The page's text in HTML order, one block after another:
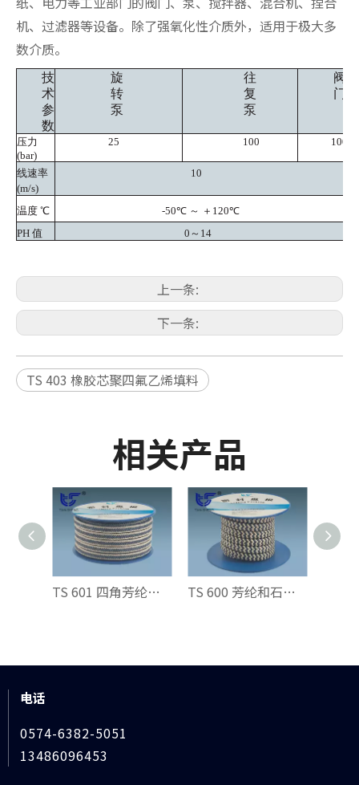
机、过滤器等设备。除了强氧化性介质外，适用于极大多
数介质。
技
术
参
数
旋
转
泵
往
复
泵
阀
门
压力
(bar)
25 100 100
线速率
(m/s)
10
温度 ℃
-50℃ ～ ＋120℃
PH 值
0～14
上一条:
下一条:
TS 403 橡胶芯聚四氟乙烯填料
相关产品
TS 601 四角芳纶增强GFO®填料 TS 600 芳纶和石墨聚四氟乙烯交织填料
电话
0574-6382-5051
13486096453